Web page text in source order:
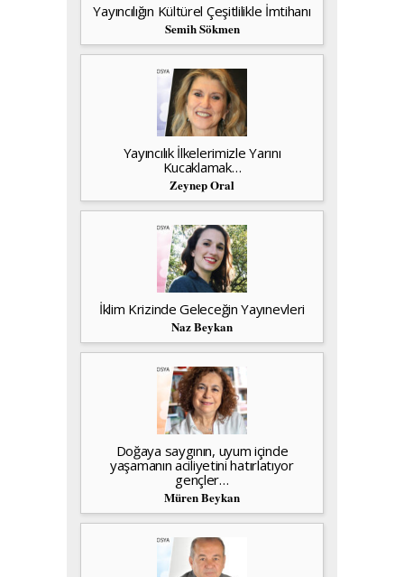
Yayıncılığın Kültürel Çeşitlilikle İmtihanı
Semih Sökmen
Yayıncılık İlkelerimizle Yarını
Kucaklamak…
Zeynep Oral
İklim Krizinde Geleceğin Yayınevleri
Naz Beykan
Doğaya saygının, uyum içinde
yaşamanın aciliyetini hatırlatıyor
gençler…
Müren Beykan